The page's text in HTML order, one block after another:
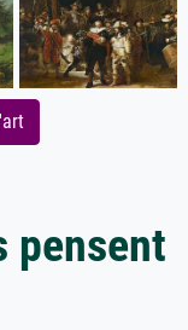
pensent